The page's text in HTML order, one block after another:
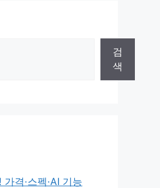
검
색
격·스펙·AI 기능